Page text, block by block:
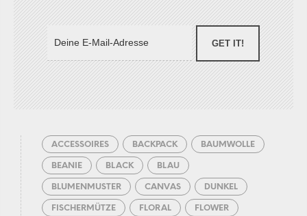
GET IT!
ACCESSOIRES BACKPACK BAUMWOLLE
BEANIE BLACK BLAU
BLUMENMUSTER CANVAS DUNKEL
FISCHERMÜTZE FLORAL FLOWER